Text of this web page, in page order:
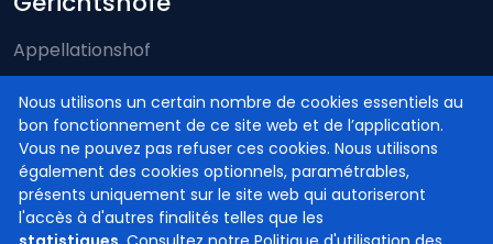
Nous utilisons un certain nombre de cookies essentiels au
bon fonctionnement de ce site web et de l’application.
Vous ne pouvez pas refuser ces cookies. Nous utilisons
également des cookies optionnels, paramétrables,
présents uniquement sur le site web qui autoriseront
l'accès à d'autres finalités telles que les
Appellationshof
Arbeitsgerichtshof
Assisenhof
Kassationshof